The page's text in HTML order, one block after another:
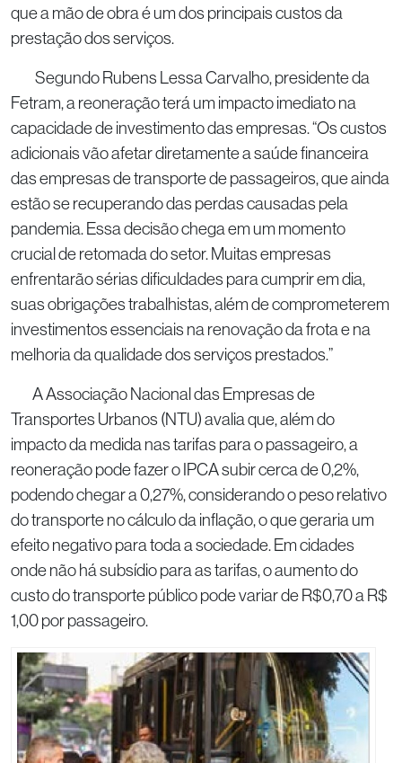
que a mão de obra é um dos principais custos da
prestação dos serviços.
Segundo Rubens Lessa Carvalho, presidente da
Fetram, a reoneração terá um impacto imediato na
capacidade de investimento das empresas. “Os custos
adicionais vão afetar diretamente a saúde financeira
das empresas de transporte de passageiros, que ainda
estão se recuperando das perdas causadas pela
pandemia. Essa decisão chega em um momento
crucial de retomada do setor. Muitas empresas
enfrentarão sérias dificuldades para cumprir em dia,
suas obrigações trabalhistas, além de comprometerem
investimentos essenciais na renovação da frota e na
melhoria da qualidade dos serviços prestados.”
A Associação Nacional das Empresas de
Transportes Urbanos (NTU) avalia que, além do
impacto da medida nas tarifas para o passageiro, a
reoneração pode fazer o IPCA subir cerca de 0,2%,
podendo chegar a 0,27%, considerando o peso relativo
do transporte no cálculo da inflação, o que geraria um
efeito negativo para toda a sociedade. Em cidades
onde não há subsídio para as tarifas, o aumento do
custo do transporte público pode variar de R$0,70 a R$
1,00 por passageiro.